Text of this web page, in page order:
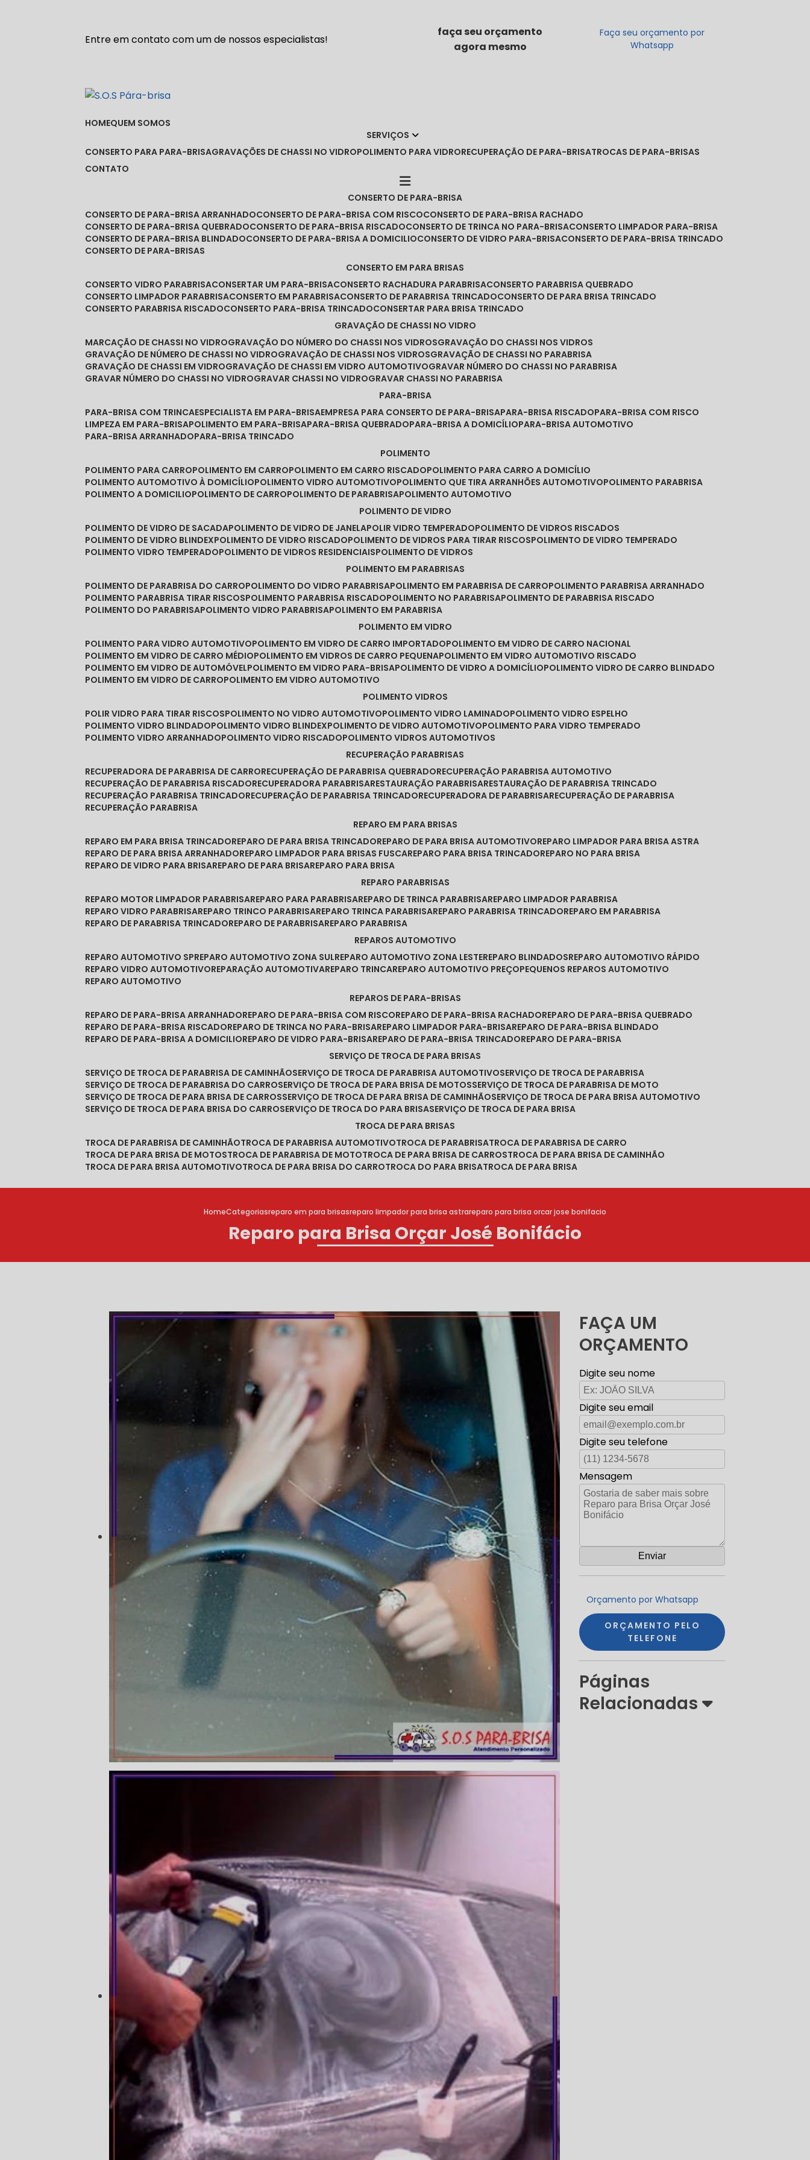
Entre em contato com um de nossos especialistas!
faça seu orçamento
agora mesmo
Faça seu orçamento por
Whatsapp
HOME
QUEM SOMOS
SERVIÇOS
CONSERTO PARA PARA-BRISA
GRAVAÇÕES DE CHASSI NO VIDRO POLIMENTO PARA VIDRO RECUPERAÇÃO DE PARA-BRISA TROCAS DE PARA-BRISAS
CONTATO
CONSERTO DE PARA-BRISA
CONSERTO DE PARA-BRISA ARRANHADO
CONSERTO DE PARA-BRISA COM RISCO
CONSERTO DE PARA-BRISA RACHADO
CONSERTO DE PARA-BRISA QUEBRADO
CONSERTO DE PARA-BRISA RISCADO CONSERTO DE TRINCA NO PARA-BRISA CONSERTO LIMPADOR PARA-BRISA
CONSERTO DE PARA-BRISA BLINDADO
CONSERTO DE PARA-BRISA A DOMICILIO CONSERTO DE VIDRO PARA-BRISA CONSERTO DE PARA-BRISA TRINCADO
CONSERTO DE PARA-BRISAS
CONSERTO EM PARA BRISAS
CONSERTO VIDRO PARABRISA CONSERTAR UM PARA-BRISA CONSERTO RACHADURA PARABRISA CONSERTO PARABRISA QUEBRADO
CONSERTO LIMPADOR PARABRISA CONSERTO EM PARABRISA CONSERTO DE PARABRISA TRINCADO
CONSERTO DE PARA BRISA TRINCADO
CONSERTO PARABRISA RISCADO
CONSERTO PARA-BRISA TRINCADO
CONSERTAR PARA BRISA TRINCADO
GRAVAÇÃO DE CHASSI NO VIDRO
MARCAÇÃO DE CHASSI NO VIDRO
GRAVAÇÃO DO NÚMERO DO CHASSI NOS VIDROS
GRAVAÇÃO DO CHASSI NOS VIDROS
GRAVAÇÃO DE NÚMERO DE CHASSI NO VIDRO
GRAVAÇÃO DE CHASSI NOS VIDROS
GRAVAÇÃO DE CHASSI NO PARABRISA
GRAVAÇÃO DE CHASSI EM VIDRO
GRAVAÇÃO DE CHASSI EM VIDRO AUTOMOTIVO
GRAVAR NÚMERO DO CHASSI NO PARABRISA
GRAVAR NÚMERO DO CHASSI NO VIDRO
GRAVAR CHASSI NO VIDRO
GRAVAR CHASSI NO PARABRISA
PARA-BRISA
PARA-BRISA COM TRINCA ESPECIALISTA EM PARA-BRISA EMPRESA PARA CONSERTO DE PARA-BRISA PARA-BRISA RISCADO PARA-BRISA COM RISCO
LIMPEZA EM PARA-BRISA POLIMENTO EM PARA-BRISA PARA-BRISA QUEBRADO PARA-BRISA A DOMICÍLIO PARA-BRISA AUTOMOTIVO
PARA-BRISA ARRANHADO PARA-BRISA TRINCADO
POLIMENTO
POLIMENTO PARA CARRO POLIMENTO EM CARRO POLIMENTO EM CARRO RISCADO POLIMENTO PARA CARRO A DOMICÍLIO
POLIMENTO AUTOMOTIVO À DOMICÍLIO POLIMENTO VIDRO AUTOMOTIVO POLIMENTO QUE TIRA ARRANHÕES AUTOMOTIVO POLIMENTO PARABRISA
POLIMENTO A DOMICILIO POLIMENTO DE CARRO POLIMENTO DE PARABRISA POLIMENTO AUTOMOTIVO
POLIMENTO DE VIDRO
POLIMENTO DE VIDRO DE SACADA POLIMENTO DE VIDRO DE JANELA POLIR VIDRO TEMPERADO POLIMENTO DE VIDROS RISCADOS
POLIMENTO DE VIDRO BLINDEX POLIMENTO DE VIDRO RISCADO POLIMENTO DE VIDROS PARA TIRAR RISCOS POLIMENTO DE VIDRO TEMPERADO
POLIMENTO VIDRO TEMPERADO POLIMENTO DE VIDROS RESIDENCIAIS POLIMENTO DE VIDROS
POLIMENTO EM PARABRISAS
POLIMENTO DE PARABRISA DO CARRO POLIMENTO DO VIDRO PARABRISA POLIMENTO EM PARABRISA DE CARRO POLIMENTO PARABRISA ARRANHADO
POLIMENTO PARABRISA TIRAR RISCOS POLIMENTO PARABRISA RISCADO POLIMENTO NO PARABRISA POLIMENTO DE PARABRISA RISCADO
POLIMENTO DO PARABRISA POLIMENTO VIDRO PARABRISA POLIMENTO EM PARABRISA
POLIMENTO EM VIDRO
POLIMENTO PARA VIDRO AUTOMOTIVO POLIMENTO EM VIDRO DE CARRO IMPORTADO POLIMENTO EM VIDRO DE CARRO NACIONAL
POLIMENTO EM VIDRO DE CARRO MÉDIO POLIMENTO EM VIDROS DE CARRO PEQUENA POLIMENTO EM VIDRO AUTOMOTIVO RISCADO
POLIMENTO EM VIDRO DE AUTOMÓVEL POLIMENTO EM VIDRO PARA-BRISA POLIMENTO DE VIDRO A DOMICÍLIO POLIMENTO VIDRO DE CARRO BLINDADO
POLIMENTO EM VIDRO DE CARRO POLIMENTO EM VIDRO AUTOMOTIVO
POLIMENTO VIDROS
POLIR VIDRO PARA TIRAR RISCOS POLIMENTO NO VIDRO AUTOMOTIVO POLIMENTO VIDRO LAMINADO POLIMENTO VIDRO ESPELHO
POLIMENTO VIDRO BLINDADO POLIMENTO VIDRO BLINDEX POLIMENTO DE VIDRO AUTOMOTIVO POLIMENTO PARA VIDRO TEMPERADO
POLIMENTO VIDRO ARRANHADO POLIMENTO VIDRO RISCADO POLIMENTO VIDROS AUTOMOTIVOS
RECUPERAÇÃO PARABRISAS
RECUPERADORA DE PARABRISA DE CARRO RECUPERAÇÃO DE PARABRISA QUEBRADO RECUPERAÇÃO PARABRISA AUTOMOTIVO
RECUPERAÇÃO DE PARABRISA RISCADO RECUPERADORA PARABRISA RESTAURAÇÃO PARABRISA RESTAURAÇÃO DE PARABRISA TRINCADO
RECUPERAÇÃO PARABRISA TRINCADO RECUPERAÇÃO DE PARABRISA TRINCADO RECUPERADORA DE PARABRISA RECUPERAÇÃO DE PARABRISA
RECUPERAÇÃO PARABRISA
REPARO EM PARA BRISAS
REPARO EM PARA BRISA TRINCADO REPARO DE PARA BRISA TRINCADO REPARO DE PARA BRISA AUTOMOTIVO REPARO LIMPADOR PARA BRISA ASTRA
REPARO DE PARA BRISA ARRANHADO REPARO LIMPADOR PARA BRISAS FUSCA REPARO PARA BRISA TRINCADO REPARO NO PARA BRISA
REPARO DE VIDRO PARA BRISA REPARO DE PARA BRISA REPARO PARA BRISA
REPARO PARABRISAS
REPARO MOTOR LIMPADOR PARABRISA REPARO PARA PARABRISA REPARO DE TRINCA PARABRISA REPARO LIMPADOR PARABRISA
REPARO VIDRO PARABRISA REPARO TRINCO PARABRISA REPARO TRINCA PARABRISA REPARO PARABRISA TRINCADO REPARO EM PARABRISA
REPARO DE PARABRISA TRINCADO REPARO DE PARABRISA REPARO PARABRISA
REPAROS AUTOMOTIVO
REPARO AUTOMOTIVO SP REPARO AUTOMOTIVO ZONA SUL REPARO AUTOMOTIVO ZONA LESTE REPARO BLINDADOS REPARO AUTOMOTIVO RÁPIDO
REPARO VIDRO AUTOMOTIVO REPARAÇÃO AUTOMOTIVA REPARO TRINCA REPARO AUTOMOTIVO PREÇO PEQUENOS REPAROS AUTOMOTIVO
REPARO AUTOMOTIVO
REPAROS DE PARA-BRISAS
REPARO DE PARA-BRISA ARRANHADO REPARO DE PARA-BRISA COM RISCO REPARO DE PARA-BRISA RACHADO REPARO DE PARA-BRISA QUEBRADO
REPARO DE PARA-BRISA RISCADO REPARO DE TRINCA NO PARA-BRISA REPARO LIMPADOR PARA-BRISA REPARO DE PARA-BRISA BLINDADO
REPARO DE PARA-BRISA A DOMICILIO REPARO DE VIDRO PARA-BRISA REPARO DE PARA-BRISA TRINCADO REPARO DE PARA-BRISA
SERVIÇO DE TROCA DE PARA BRISAS
SERVIÇO DE TROCA DE PARABRISA DE CAMINHÃO SERVIÇO DE TROCA DE PARABRISA AUTOMOTIVO SERVIÇO DE TROCA DE PARABRISA
SERVIÇO DE TROCA DE PARABRISA DO CARRO SERVIÇO DE TROCA DE PARA BRISA DE MOTOS SERVIÇO DE TROCA DE PARABRISA DE MOTO
SERVIÇO DE TROCA DE PARA BRISA DE CARROS SERVIÇO DE TROCA DE PARA BRISA DE CAMINHÃO SERVIÇO DE TROCA DE PARA BRISA AUTOMOTIVO
SERVIÇO DE TROCA DE PARA BRISA DO CARRO SERVIÇO DE TROCA DO PARA BRISA SERVIÇO DE TROCA DE PARA BRISA
TROCA DE PARA BRISAS
TROCA DE PARABRISA DE CAMINHÃO TROCA DE PARABRISA AUTOMOTIVO TROCA DE PARABRISA TROCA DE PARABRISA DE CARRO
TROCA DE PARA BRISA DE MOTOS TROCA DE PARABRISA DE MOTO TROCA DE PARA BRISA DE CARROS TROCA DE PARA BRISA DE CAMINHÃO
TROCA DE PARA BRISA AUTOMOTIVO TROCA DE PARA BRISA DO CARRO TROCA DO PARA BRISA TROCA DE PARA BRISA
HomeCategoriasreparo em para brisasreparo limpador para brisa astrareparo para brisa orcar jose bonifacio
Reparo para Brisa Orçar José Bonifácio
FAÇA UM
ORÇAMENTO
Digite seu nome
Digite seu email
Digite seu telefone
Mensagem
Orçamento por Whatsapp
ORÇAMENTO PELO
TELEFONE
Páginas
Relacionadas